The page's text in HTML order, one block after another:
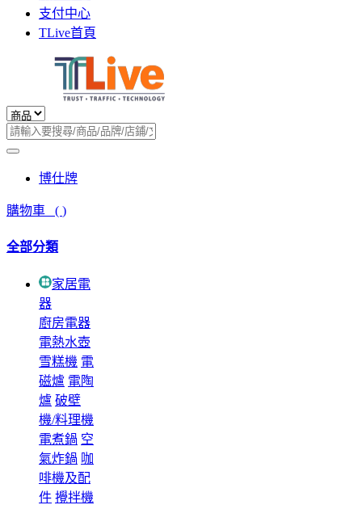
支付中心
TLive首頁
博仕牌
購物車 ( )
全部分類
家居電
器
廚房電器
電熱水壺
雪糕機 電
磁爐 電陶
爐 破壁
機/料理機
電煮鍋 空
氣炸鍋 咖
啡機及配
件 攪拌機